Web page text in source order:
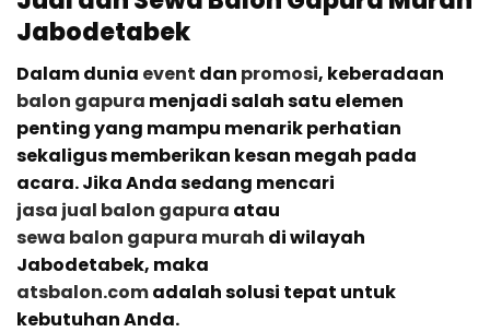
Jabodetabek
Dalam dunia event dan promosi, keberadaan
balon gapura menjadi salah satu elemen
penting yang mampu menarik perhatian
sekaligus memberikan kesan megah pada
acara. Jika Anda sedang mencari
jasa jual balon gapura atau
sewa balon gapura murah di wilayah
Jabodetabek, maka
atsbalon.comadalah solusi tepat untuk
kebutuhan Anda.